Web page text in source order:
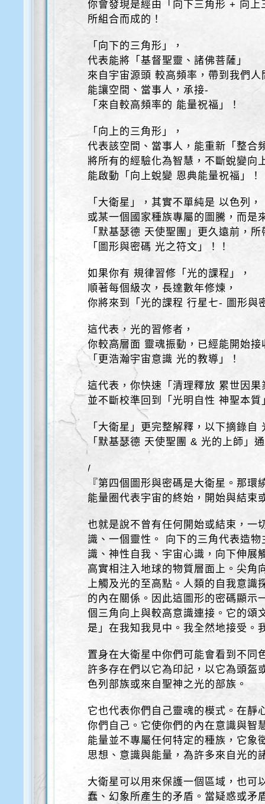
你會發現是經由「向下三角形 + 向上
所組合而成的！
「向下的三角形」，
代表能將「基督聖靈、諸佛菩薩」
來自宇宙源頭 較高頻率，帶到我們人
能讓空間、當事人，承接-
「來自較高頻率的 能量祝福」！
「向上的三角形」，
代表該空間、當事人，能重新「整合
將所有的經驗化為智慧，不斷蛻變向
能啟動「向上蛻變 恩典能量祝福」！
「大衛星」，其實不單純是 以色列，
或某一個國家種族專屬的圖騰，而是
「默基瑟德 天使聖團」更久遠前，所
「圖形與密碼 光之符文」！！
如果你有 規律習修「光的課程」，
順著每個級次，長達數年修煉，
你將來到「光的課程 行星七- 圖形與
這代表，光的習修者，
你較高層面 靈魂振動，已經能開始接
「更浩瀚宇宙意識 光的教導」！
這代表，你快速「清理釋放 累世因果
並不斷校準回到「光明自性 神聖本質
「大衛星」更完整解釋，以下摘錄自
「默基瑟德 天使聖團 & 光的上師」
/
『第四個圖形與密碼是大衛星。那
能量圈代表宇宙的終始，開始與結束
也就是說不曾有任何開始或結束，一
識、一個靈性。 向下的三角代表造
識、神性自我、宇宙心識，向下伸展
高實相注入地球的物質層面上。尖角
上觸及光的至高點。人類的自我意識
的內在關係。因此這圖形的密碼顯示
個三角向上與較高意識連接。它的頌
是」在我知我見中。我全然地接受。
置身在大衛星中你們可能會看到不同
許多存在們以它為印記，以它為頭盔
色列部族或來自聖神之光的部族。
它也代表你們自己靈魂的模式。在靜
你們自己。它使你們的內在意識與智
能量並不專屬任何特定的種族，它象
思想、意識與能量，為許多來自光的
大衛星可以用來保護一個區域，也可
蠢、幻象所產生的矛盾。當疑惑或矛